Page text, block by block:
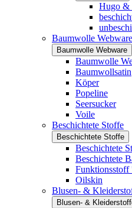
Hugo &
Baumwolle Webware
Baumwolle Webware
Baumwolle
Baumwollsatin
Köper
Popeline
Seersucker
Voile
Beschichtete Stoffe
Beschichtete Stoffe
Beschichtete
Beschichtete
Oilskin
Blusen- &
Blusen- &